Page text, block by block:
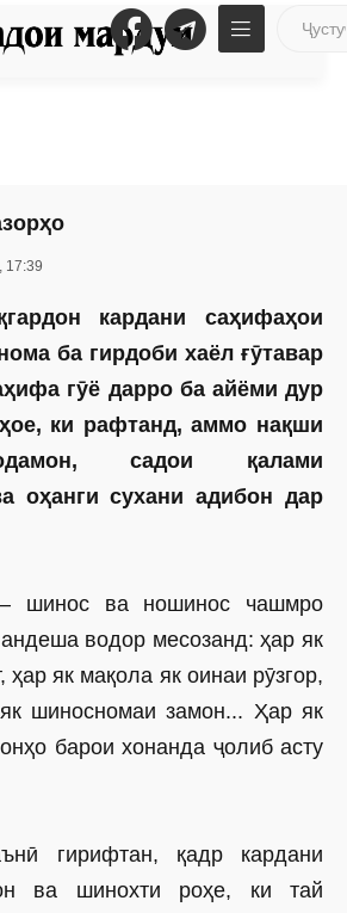
17:39
кардани саҳифаҳои
ба гирдоби хаёл ғӯтавар
гӯё дарро ба айёми дур
ки рафтанд, аммо нақши
садои қалами
оҳанги сухани адибон дар
шинос ва ношинос чашмро
водор месозанд: ҳар як
ҳар як мақола як оинаи рӯзгор,
шиносномаи замон... Ҳар як
барои хонанда ҷолиб асту
гирифтан, қадр кардани
ва шинохти роҳе, ки тай